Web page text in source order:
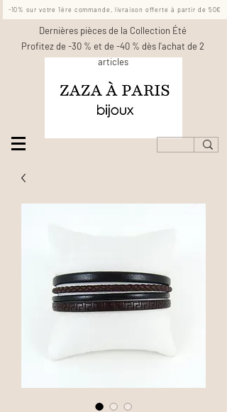
-10% sur votre 1ère commande, livraison offerte à partir de 50€
Dernières pièces de la Collection Été
Profitez de -30 % et de -40 % dès l'achat de 2
articles